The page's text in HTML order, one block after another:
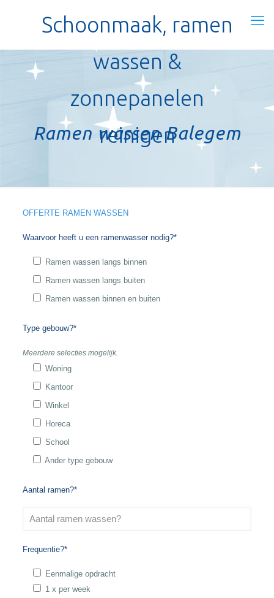
Schoonmaak, ramen
wassen &
zonnepanelen
reinigen
Ramen wassen Balegem
OFFERTE RAMEN WASSEN
Waarvoor heeft u een ramenwasser nodig?*
Ramen wassen langs binnen
Ramen wassen langs buiten
Ramen wassen binnen en buiten
Type gebouw?*
Meerdere selecties mogelijk.
Woning
Kantoor
Winkel
Horeca
School
Ander type gebouw
Aantal ramen?*
Frequentie?*
Eenmalige opdracht
1 x per week